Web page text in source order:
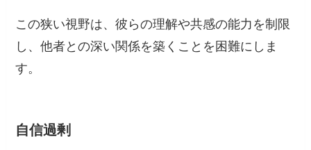
この狭い視野は、彼らの理解や共感の能力を制限
し、他者との深い関係を築くことを困難にしま
す。
自信過剰